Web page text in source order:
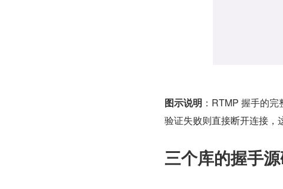
图示说明 ：RTMP 握手的
验证失败则直接断开连接，
三个库的握手